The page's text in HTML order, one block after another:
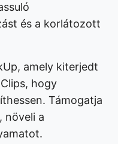
és a korlátozott
amely kiterjedt
hogy
Támogatja
növeli a